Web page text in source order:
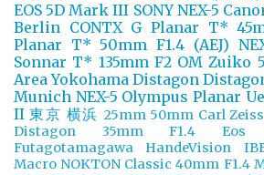
EOS 5D Mark III SONY NEX-5
Berlin CONTX G Planar T*
Planar T* 50mm F1.4 (AEJ)
Sonnar T* 135mm F2 OM Zuiko
Area Yokohama Distagon
Munich NEX-5 Olympus Planar
II 東京 横浜 25mm 50mm Carl
Distagon 35mm F1.4
Eos
Futagotamagawa
HandeVision
Macro NOKTON Classic 40mm F1.4